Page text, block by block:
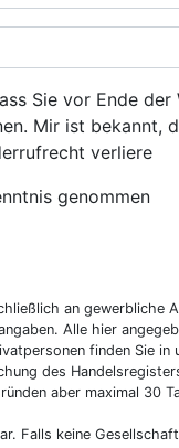
Sie vor Ende
Mir ist bekannt,
verliere
genommen
an gewerbliche
Alle hier
finden Sie in
des
aber maximal 30
Falls keine